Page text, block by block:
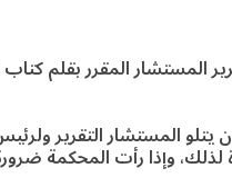
المستشار المقرر بقلم
المستشار التقرير
لذلك، وإذا رأت المحكمة